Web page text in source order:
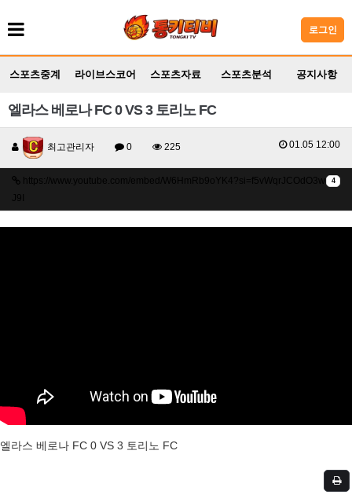
로그인
스포츠중계 라이브스코어 스포츠자료 스포츠분석 공지사항
엘라스 베로나 FC 0 VS 3 토리노 FC
최고관리자 0 225 01.05 12:00
4
https://www.youtube.com/embed/W6HmRb9oYK4?si=f5vWqrJCOdO3w
J9I
엘라스 베로나 FC 0 VS 3 토리노 FC